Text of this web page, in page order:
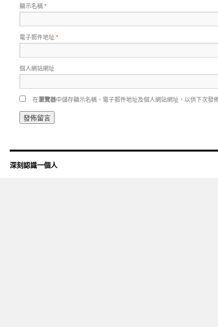
顯示名稱*
電子郵件地址*
個人網站網址
在瀏覽器中儲存顯示名稱、電子郵件地址及個人網站網址，以供下次發
深刻認識一個人